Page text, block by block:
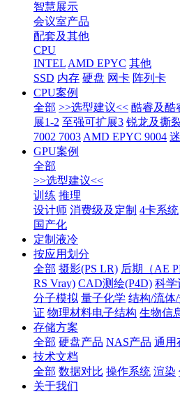
智慧展示
会议室产品
配套及其他
CPU
INTEL AMD EPYC 其他
SSD 内存 硬盘 网卡 阵列卡
CPU案例
全部 >>选型建议<< 酷睿及酷
展1-2 至强可扩展3 锐龙及撕
7002 7003 AMD EPYC 9004
GPU案例
全部
>>选型建议<<
训练 推理
设计师 消费级及定制 4卡系统
国产化
定制液冷
按应用划分
全部 摄影(PS LR) 后期（AE
RS Vray) CAD测绘(P4D) 科学
分子模拟 量子化学 结构/流体
证 物理材料电子结构 生物信
存储方案
全部 硬盘产品 NAS产品 通用
技术文档
全部 数据对比 操作系统 渲染
关于我们